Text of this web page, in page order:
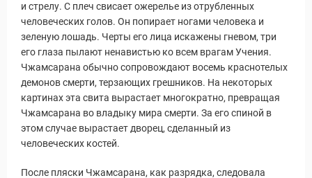
и стрелу. С плеч свисает ожерелье из отрубленных
человеческих голов. Он попирает ногами человека и
зеленую лошадь. Черты его лица искажены гневом, три
его глаза пылают ненавистью ко всем врагам Учения.
Чжамсарана обычно сопровождают восемь краснотелых
демонов смерти, терзающих грешников. На некоторых
картинах эта свита вырастает многократно, превращая
Чжамсарана во владыку мира смерти. За его спиной в
этом случае вырастает дворец, сделанный из
человеческих костей.
После пляски Чжамсарана, как разрядка, следовала